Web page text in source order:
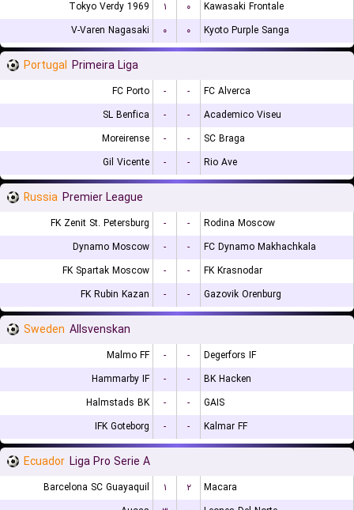
Tokyo Verdy 1969 ۱ ۰
Kawasaki Frontale
V-Varen Nagasaki
۰ ۰ Kyoto Purple Sanga
Portugal Primeira Liga
FC Porto - -
FC Alverca
SL Benfica
- -
Academico Viseu
Moreirense
- -
SC Braga
Gil Vicente
- - Rio Ave
Russia Premier League
FK Zenit St. Petersburg - -
Rodina Moscow
Dynamo Moscow
- -
FC Dynamo Makhachkala
FK Spartak Moscow
- -
FK Krasnodar
FK Rubin Kazan
- - Gazovik Orenburg
Sweden Allsvenskan
Malmo FF - -
Degerfors IF
Hammarby IF
- -
BK Hacken
Halmstads BK
- -
GAIS
IFK Goteborg
- - Kalmar FF
Ecuador Liga Pro Serie A
Barcelona SC Guayaquil ۱ ۲
Macara